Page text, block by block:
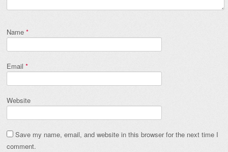
Name *
Email *
Website
Save my name, email, and website in this browser for the next time I
comment.